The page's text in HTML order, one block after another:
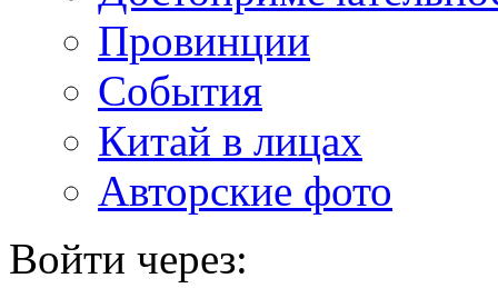
Провинции
События
Китай в лицах
Авторские фото
Войти через: